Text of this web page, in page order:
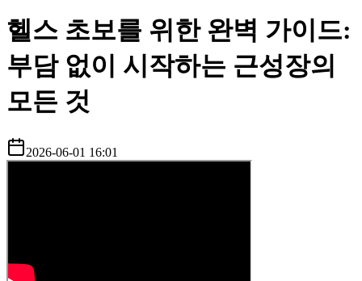
헬스 초보를 위한 완벽 가이드:
부담 없이 시작하는 근성장의
모든 것
2026-06-01 16:01